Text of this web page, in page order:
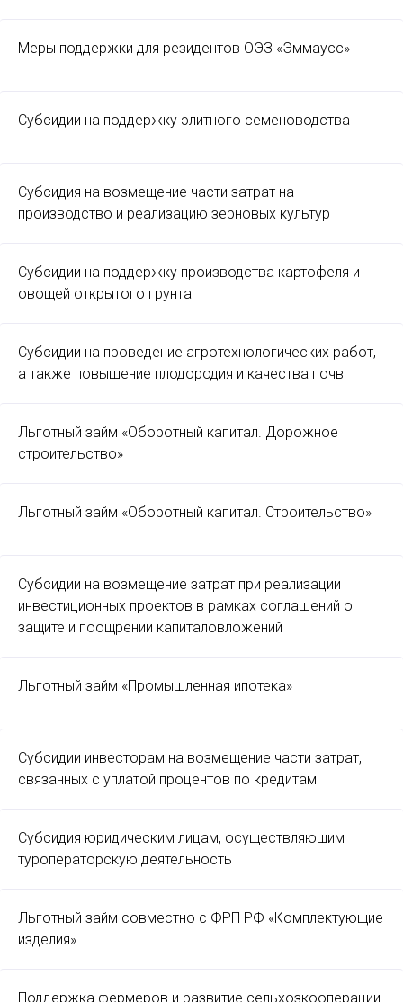
Меры поддержки для резидентов ОЭЗ «Эммаусс»
Субсидии на поддержку элитного семеноводства
Субсидия на возмещение части затрат на
производство и реализацию зерновых культур
Субсидии на поддержку производства картофеля и
овощей открытого грунта
Субсидии на проведение агротехнологических работ,
а также повышение плодородия и качества почв
Льготный займ «Оборотный капитал. Дорожное
строительство»
Льготный займ «Оборотный капитал. Строительство»
Субсидии на возмещение затрат при реализации
инвестиционных проектов в рамках соглашений о
защите и поощрении капиталовложений
Льготный займ «Промышленная ипотека»
Субсидии инвесторам на возмещение части затрат,
связанных с уплатой процентов по кредитам
Субсидия юридическим лицам, осуществляющим
туроператорскую деятельность
Льготный займ совместно с ФРП РФ «Комплектующие
изделия»
Поддержка фермеров и развитие сельхозкооперации